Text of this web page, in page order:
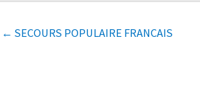
← SECOURS POPULAIRE FRANCAIS